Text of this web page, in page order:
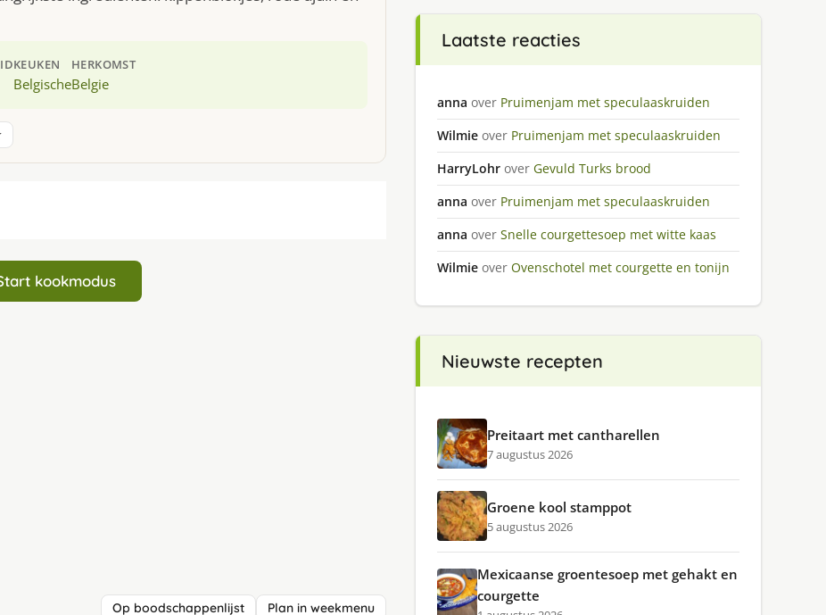
KEUKEN
Belgische
HERKOMST
Belgie
kookmodus
Op boodschappenlijst Plan in weekmenu
Laatste reacties
anna over Pruimenjam met speculaaskruiden
Wilmie over Pruimenjam met speculaaskruiden
HarryLohr over Gevuld Turks brood
anna over Pruimenjam met speculaaskruiden
anna over Snelle courgettesoep met witte kaas
Wilmie over Ovenschotel met courgette en tonijn
Nieuwste recepten
Preitaart met cantharellen
7 augustus 2026
Groene kool stamppot
5 augustus 2026
Mexicaanse groentesoep met gehakt en
courgette